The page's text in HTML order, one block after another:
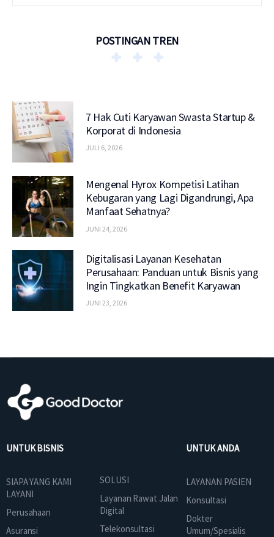
POSTINGAN TREN
7 Hak Cuti Karyawan Swasta Startup &
Korporat di Indonesia
JULI 6, 2026
Mengenal Hyrox Kompetisi Latihan
Kebugaran yang Lagi Digandrungi, Apa
Manfaat Sehatnya?
JUNI 24, 2026
Digitalisasi Layanan Kesehatan
Perusahaan: Panduan untuk Bisnis yang
Ingin Tingkatkan Benefit Karyawan
JUNI 23, 2026
UNTUK BISNIS
SIAPA YANG KAMI
LAYANI
Perusahaan
Asuransi
SOLUSI
Layanan Rawat Jalan
Digital
Telekonsultasi
UNTUK ANDA
LAYANAN PASIEN
Konsultasi
Dokter
Umum/Spesialis